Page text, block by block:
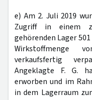
e) Am 2. Juli 2019
Zugriff in einem
gehörenden Lager
Wirkstoffmenge
verkaufsfertig
Angeklagte F. G.
erworben und im
in dem Lagerraum